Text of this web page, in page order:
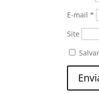
E-mail*
Site